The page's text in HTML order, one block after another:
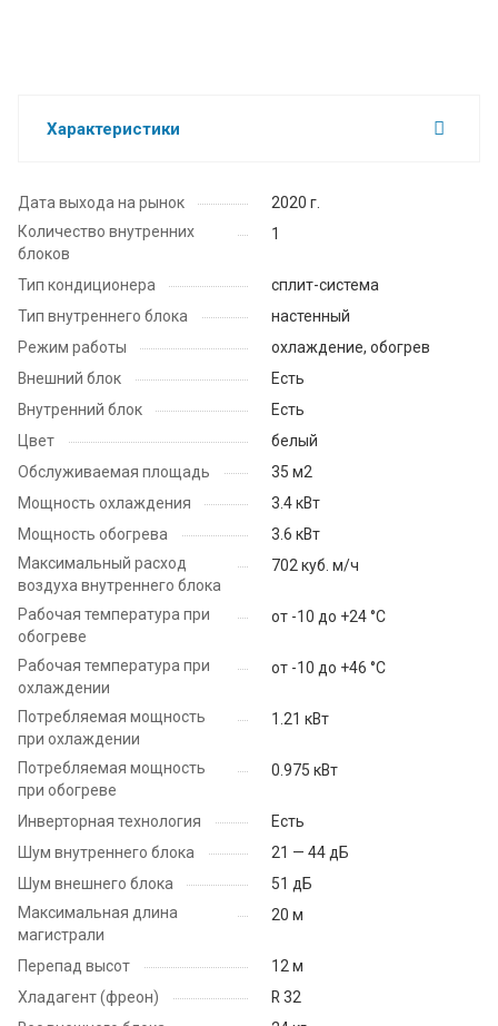
Характеристики
Дата выхода на рынок
2020 г.
Количество внутренних
блоков
1
Тип кондиционера
сплит-система
Тип внутреннего блока
настенный
Режим работы
охлаждение, обогрев
Внешний блок
Есть
Внутренний блок
Есть
Цвет
белый
Обслуживаемая площадь
35 м2
Мощность охлаждения
3.4 кВт
Мощность обогрева
3.6 кВт
Максимальный расход
воздуха внутреннего блока
702 куб. м/ч
Рабочая температура при
обогреве
от -10 до +24 °C
Рабочая температура при
охлаждении
от -10 до +46 °C
Потребляемая мощность
при охлаждении
1.21 кВт
Потребляемая мощность
при обогреве
0.975 кВт
Инверторная технология
Есть
Шум внутреннего блока
21 — 44 дБ
Шум внешнего блока
51 дБ
Максимальная длина
магистрали
20 м
Перепад высот
12 м
Хладагент (фреон)
R 32